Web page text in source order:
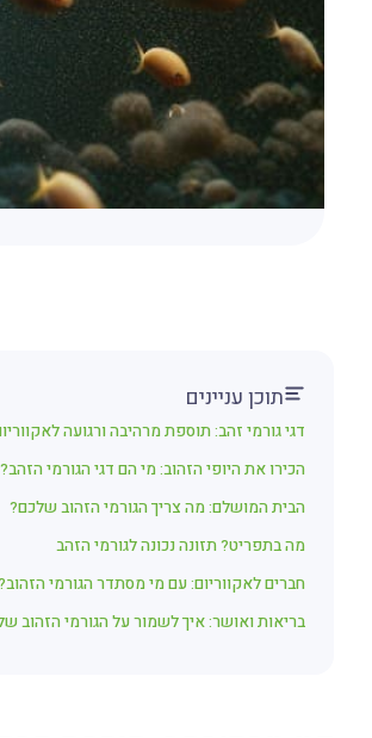
תוכן עניינים
דגי גורמי זהב: תוספת מרהיבה ורגועה
הכירו את היופי הזהוב: מי הם דגי הגורמי הזהב?
הבית המושלם: מה צריך הגורמי הזהוב שלכם?
מה בתפריט? תזונה נכונה לגורמי הזהב
חברים לאקווריום: עם מי מסתדר הגורמי
בריאות ואושר: איך לשמור על הגורמי הזהוב